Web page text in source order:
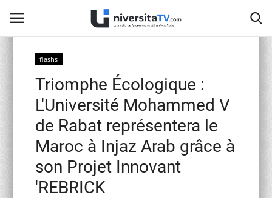
Home
Contact
activités officielles
Education Nationale
flashs
Triomphe Écologique :
L'Université Mohammed V
de Rabat représentera le
Maroc à Injaz Arab grâce à
son Projet Innovant
'REBRICK